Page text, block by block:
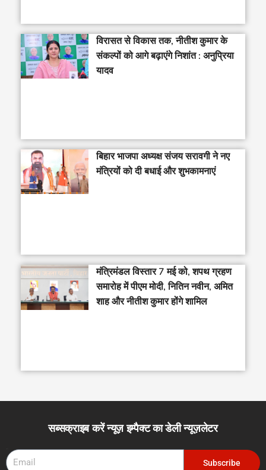
विरासत से विकास तक, नीतीश कुमार के
संकल्पों को आगे बढ़ाएंगे निशांत : अनुप्रिया
यादव
बिहार भाजपा अध्यक्ष संजय सरावगी ने नए
मंत्रियों को दी बधाई और शुभकामनाएं
मंत्रिमंडल विस्तार 7 मई को, शपथ ग्रहण
समारोह में पीएम मोदी, नितिन नवीन, अमित
शाह और नीतीश कुमार होंगे शामिल
सब्सक्राइब करें न्यूज़ इम्पैक्ट का डेली न्यूज़लेटर
Subscribe